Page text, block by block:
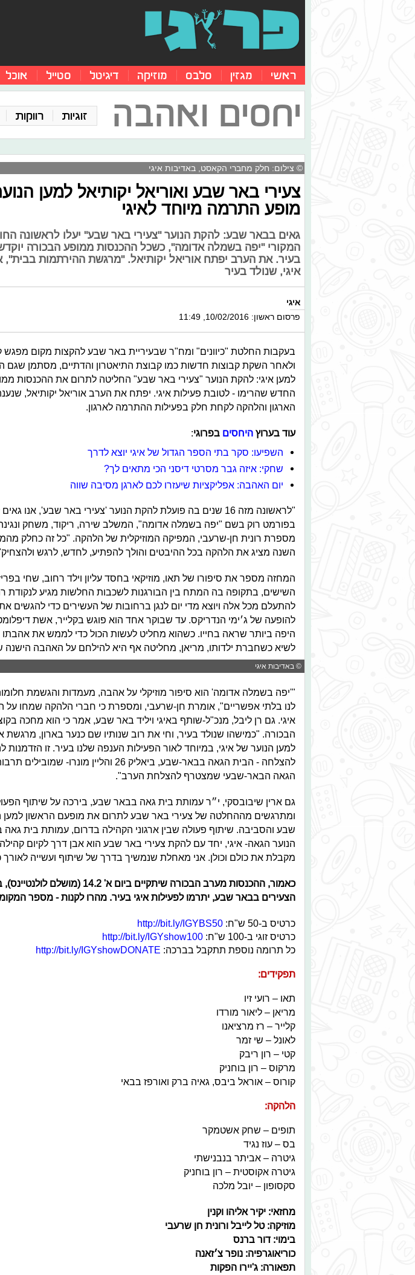
ראשי מגזין סלבס מוזיקה דיגיטל סטייל אוכל
יחסים ואהבה זוגיות רווקות
© צילום: חלק מחברי הקאסט, באדיבות איגי
צעירי באר שבע ואוריאל יקותיאל למען
מופע התרמה מיוחד לאיגי
גאים בבאר שבע: להקת הנוער "צעירי באר שבע" יעלו לראשונה
המקורי "יפה בשמלה אדומה", כשכל ההכנסות ממופע הבכורה
בעיר. את הערב יפתח אוריאל יקותיאל. "מרגשת ההירתמות בבית",
איגי, שנולד בעיר
איגי
פרסום ראשון: 10/02/2016, 11:49
בעקבות החלטת "כיוונים" ומח"ר שבעיריית באר שבע להקצות מקום מפגש
ולאחר השקת קבוצות חדשות כמו קבוצת התיאטרון והדתיים, מסתמן שגם
למען איגי: להקת הנוער "צעירי באר שבע" החליטה לתרום את ההכנסות
החדש שהרימו - לטובת פעילות איגי. יפתח את הערב אוריאל יקותיאל,
הארגון והלהקה לקחת חלק בפעילות ההתרמה לארגון.
עוד בערוץ היחסים בפרוגי:
השפיעו: סקר בתי הספר הגדול של איגי יוצא לדרך
שחקי: איזה גבר מסרטי דיסני הכי מתאים לך?
יום האהבה: אפליקציות שיעזרו לכם לארגן מסיבה שווה
"לראשונה מזה 16 שנים בה פועלת להקת הנוער 'צעירי באר שבע', אנו
בפורמט רוק בשם "יפה בשמלה אדומה", המשלב שירה, ריקוד, משחק
מספרת רונית חן-שרעבי, המפיקה המוזיקלית של הלהקה. "כל זה כחלק
השנה מציג את הלהקה בכל ההיבטים והולך להפתיע, לחדש, לרגש
המחזה מספר את סיפורו של תאו, מוזיקאי בחסד עליון וילד רחוב, שחי
השישים, בתקופה בה המתח בין הבורגנות לשכבות החלשות מגיע לנקודת
להתעלם מכל אלה ויוצא מדי יום לנגן ברחובות של העשירים כדי להגשים
להופעה של ג׳ימי הנדריקס. עד שבוקר אחד הוא פוגש בקלייר, אשת
היפה ביותר שראה בחייו. כשהוא מחליט לעשות הכול כדי לממש את אהבתו
לשיא כשחברת ילדותו, מריאן, מחליטה אף היא להילחם על האהבה הישנה
© באדיבות איגי
"'יפה בשמלה אדומה' הוא סיפור מוזיקלי על אהבה, מעמדות והגשמת
לנו בלתי אפשריים", אומרת חן-שרעבי, ומספרת כי חברי הלהקה שמחו על
איגי. גם רן ליבל, מנכ"ל-שותף באיגי ויליד באר שבע, אמר כי הוא מחכה
הבכורה. "כמישהו שנולד בעיר, וחי את רוב שנותיו שם כנער בארון, מרגשת
למען הנוער של איגי, במיוחד לאור הפעילות הענפה שלנו בעיר. זו הזדמנות
להצלחה - הבית הגאה בבאר-שבע, ביאליק 26 והליין
הגאה הבאר-שבעי שמצטרף להצלחת הערב".
גם ארין שיבובסקי, י״ר עמותת בית גאה בבאר שבע, בירכה על שיתוף
ומתרגשים מההחלטה של צעירי באר שבע לתרום את מופעם הראשון
שבע והסביבה. שיתוף פעולה שבין ארגוני הקהילה בדרום, עמותת בית גאה
הנוער הגאה- איגי, יחד עם להקת צעירי באר שבע הוא אבן דרך לקיום
מקבלת את כולם וכולן. אני מאחלת שנמשיך בדרך של שיתוף ועשייה
הצעירים בבאר שבע, יתרמו לפעילות איגי בעיר. מהרו לקנות - מספר
כרטיס ב-50 ש"ח:
http://bit.ly/IGYBS50
כרטיס זוגי ב-100 ש"ח:
http://bit.ly/IGYshow100
כל תרומה נוספת תתקבל בברכה: http://bit.ly/IGYshowDONATE
תפקידים:
תאו – רועי זיו
מריאן – ליאור מורדו
קלייר – רז מרציאנו
לאונל – שי זמר
קטי – רון ריבק
מרקוס – רון בוחניק
קורוס – אוראל ביבס, גאיה ברק ואורפז בבאי
הלהקה:
תופים – שחק אשטמקר
בס – עוז נגיד
גיטרה – אביתר בנבנישתי
גיטרה אקוסטית – רון בוחניק
סקסופון – יובל מלכה
מחזאי: יקיר אליהו וקנין
מוזיקה: טל לייבל ורונית חן שרעבי
בימוי: דור ברנס
כוריאוגרפיה: נופר צ׳זאנה
תפאורה: ג'יירו הפקות